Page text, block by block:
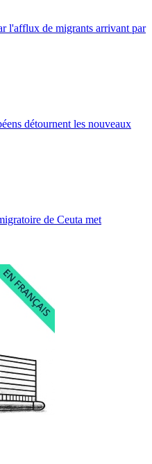
l'afflux de migrants arrivant par
détournent les nouveaux
de Ceuta met